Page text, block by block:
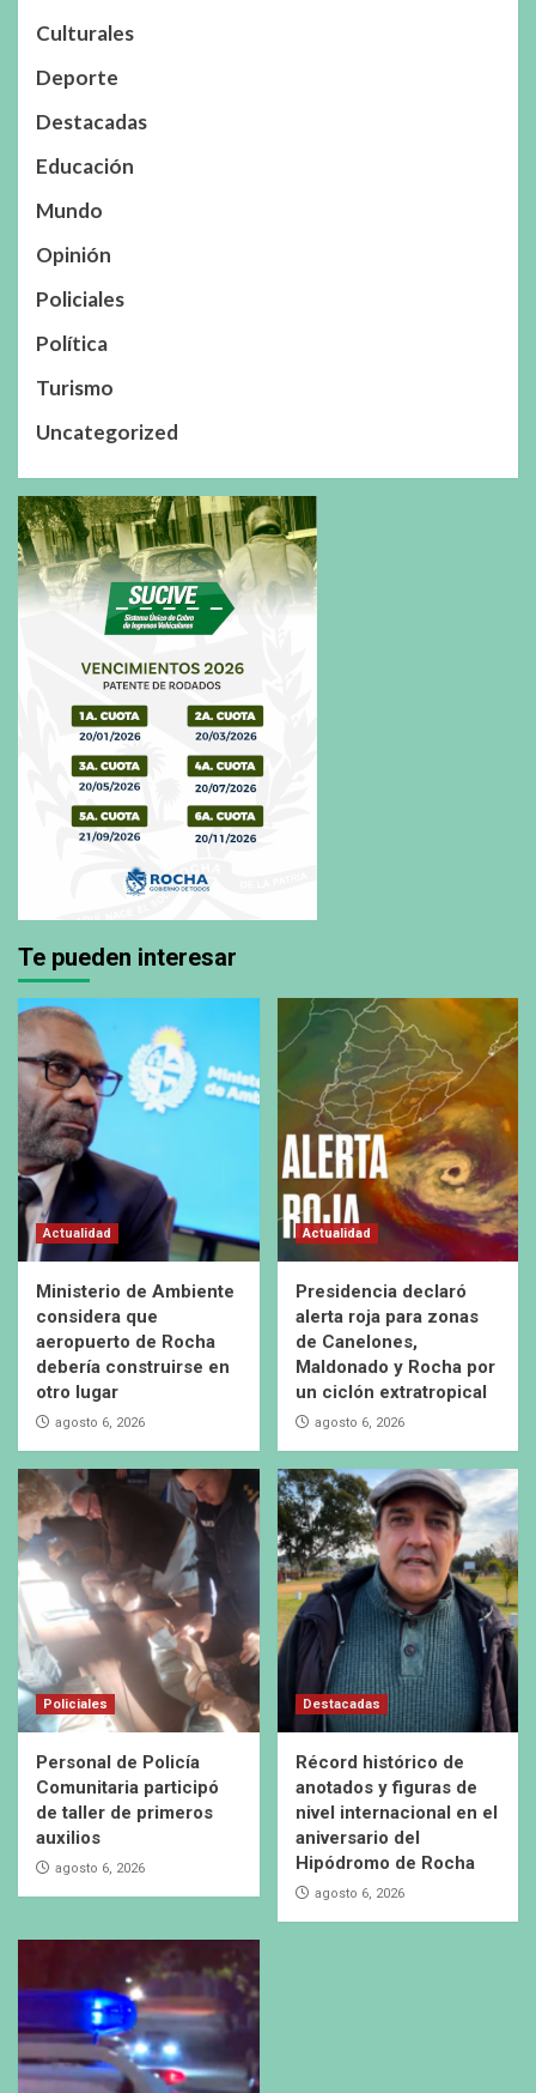
Culturales
Deporte
Destacadas
Educación
Mundo
Opinión
Policiales
Política
Turismo
Uncategorized
Te pueden interesar
Actualidad
Ministerio de Ambiente
considera que
aeropuerto de Rocha
debería construirse en
otro lugar
agosto 6, 2026
Actualidad
Presidencia declaró
alerta roja para zonas
de Canelones,
Maldonado y Rocha por
un ciclón extratropical
agosto 6, 2026
Policiales
Personal de Policía
Comunitaria participó
de taller de primeros
auxilios
agosto 6, 2026
Destacadas
Récord histórico de
anotados y figuras de
nivel internacional en el
aniversario del
Hipódromo de Rocha
agosto 6, 2026